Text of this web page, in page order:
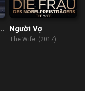
Người Vợ
The Wife (2017)